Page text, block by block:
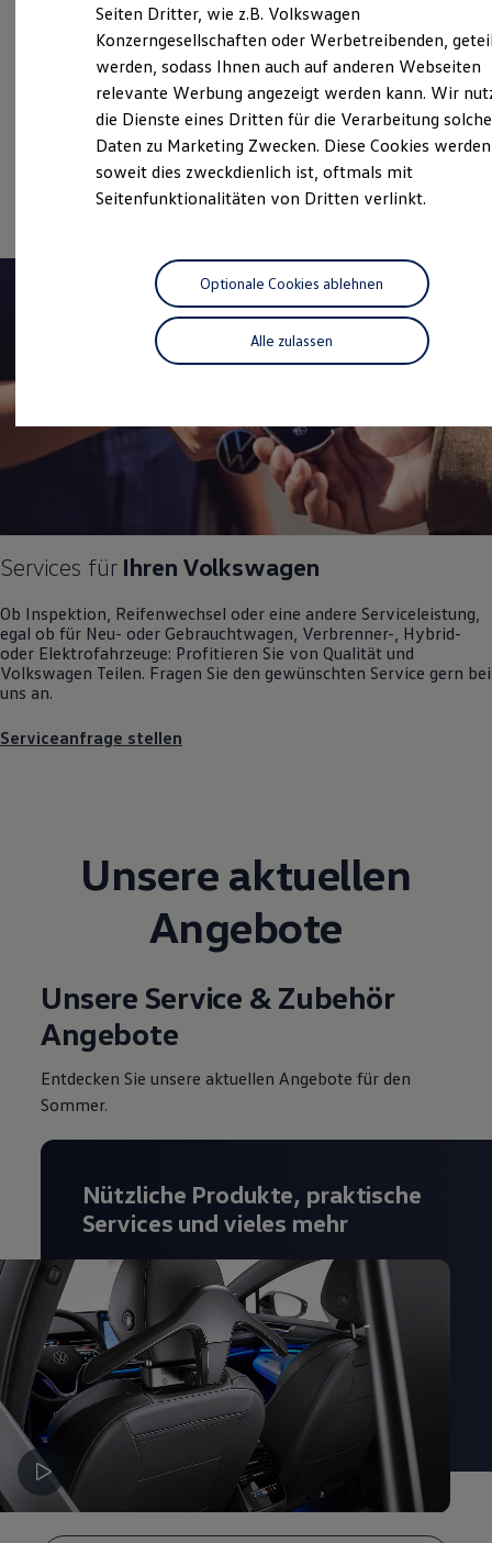
ID. Software Versionen und Updates
Digitale Extras
Schnittstellen zu Ihrem ID.
Hybridautos
Marke und Erlebnis
Volkswagen R und R Experience
R-Modelle
Driving Experience
Volkswagen entdecken
Lifestyle Shop
T-Roc Kollektion
Golf Kollektion
ID. Kollektion
Volkswagen Kollektion
R-Kollektion
#wedriveproud
Besitzer und Service
myVolkswagen
Inspektion und HU/AU
Reparaturen und Checks
Motorenöl und Flüssigkeiten
Pannen- und Unfallhilfe
Economy Service
Volkswagen Teile
Zubehör
Transport
Entertainment und Elektronik
Handy und Fahrzeug verbinden
Updates für Software, Karten und Radio
Über Ihr Auto
Vorgängermodelle
Kundeninformationen
Warn- und Kontrollleuchten
Assistenzsysteme
Digitale Betriebsanleitung
Live Beratung
Magazin
Lifestyle
Pannen- und Unfallhilfe
Volkswagen Kundenbetreuung
Gebrauchtwagen
Service
Volkswagen Economy
Service
Online-Fahrzeugbewertung
Services für Ihren Volkswagen
Ob Inspektion, Reifenwechsel oder eine andere Serviceleistung,
egal ob für Neu- oder Gebrauchtwagen , Verbrenner-, Hybrid-
oder Elektrofahrzeuge: Profitieren Sie von Qualität und
Volkswagen Teilen. Fragen Sie den gewünschten Service gern bei
uns an.
Serviceanfrage stellen
Unsere aktuellen
Angebote
Unsere Service & Zubehör
Angebote
Entdecken Sie unsere aktuellen Angebote für den
Sommer.
Nützliche Produkte, praktische
Services und vieles mehr
Seiten Dritter, wie z.B. Volkswagen
Konzerngesellschaften oder Werbetreibenden,
werden, sodass Ihnen auch auf anderen Webseiten
relevante Werbung angezeigt werden kann. Wir
die Dienste eines Dritten für die Verarbeitung
Daten zu Marketing Zwecken. Diese Cookies
soweit dies zweckdienlich ist, oftmals mit
Seitenfunktionalitäten von Dritten verlinkt.
Alle zulassen
Optionale Cookies ablehnen